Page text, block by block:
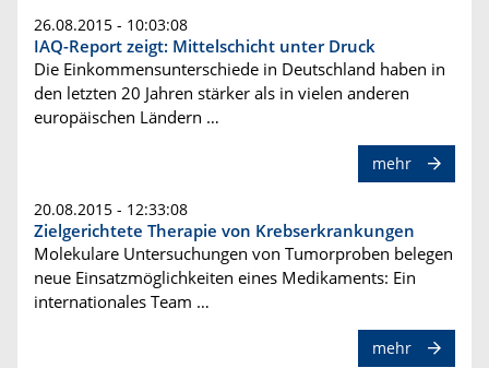
26.08.2015 - 10:03:08
IAQ-Report zeigt: Mittelschicht unter Druck
Die Einkommensunterschiede in Deutschland haben in
den letzten 20 Jahren stärker als in vielen anderen
europäischen Ländern …
mehr
20.08.2015 - 12:33:08
Zielgerichtete Therapie von Krebserkrankungen
Molekulare Untersuchungen von Tumorproben belegen
neue Einsatzmöglichkeiten eines Medikaments: Ein
internationales Team …
mehr